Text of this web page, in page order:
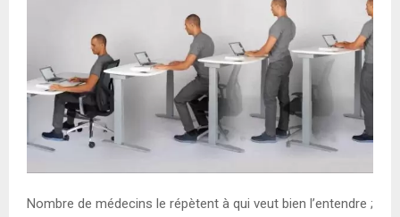
Nombre de médecins le répètent à qui veut bien l’entendre ;